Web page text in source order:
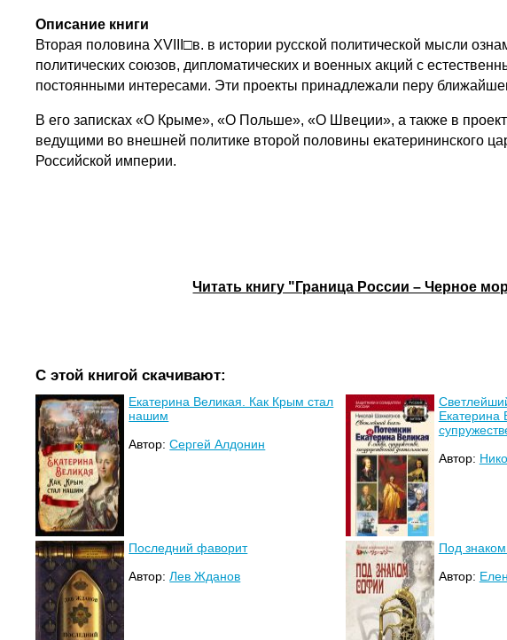
Описание книги
Вторая половина ХVIII□в. в истории русской политической мысли
политических союзов, дипломатических и военных акций с
постоянными интересами. Эти проекты принадлежали перу
В его записках «О Крыме», «О Польше», «О Швеции», а также в
ведущими во внешней политике второй половины екатерининского
Российской империи.
Читать книгу "Граница России – Черное
С этой книгой скачивают:
Екатерина Великая. Как Крым стал
нашим
Автор:Сергей Алдонин
Екатерина
Автор:
Последний фаворит
Автор:Лев Жданов
Под
Автор: